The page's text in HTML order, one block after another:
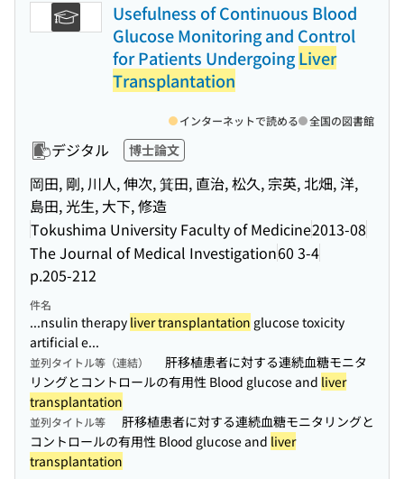
Usefulness of Continuous Blood
Glucose Monitoring and Control
for Patients UndergoingLiver
Transplantation
デジタル 博士論文
岡田, 剛, 川人, 伸次, 箕田, 直治, 松久, 宗英, 北畑, 洋,
島田, 光生, 大下, 修造
Tokushima University Faculty of Medicine2013-08
The Journal of Medical Investigation60 3-4
p.205-212
インターネットで読める 全国の図書館
件名
...nsulin therapy liver transplantation glucose toxicity
artificial e...
並列タイトル等（連結）
肝移植患者に対する連続血糖モニタ
リングとコントロールの有用性 Blood glucose and liver
transplantation
並列タイトル等
肝移植患者に対する連続血糖モニタリングと
コントロールの有用性 Blood glucose and liver
transplantation